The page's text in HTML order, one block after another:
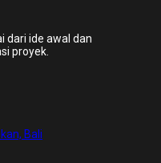
dari ide awal dan
proyek.
Bali